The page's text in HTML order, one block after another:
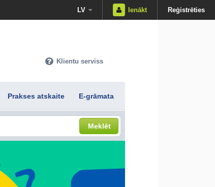
LV Ienākt Reģistrēties
Klientu serviss
Prakses atskaite E-grāmata
Meklēt